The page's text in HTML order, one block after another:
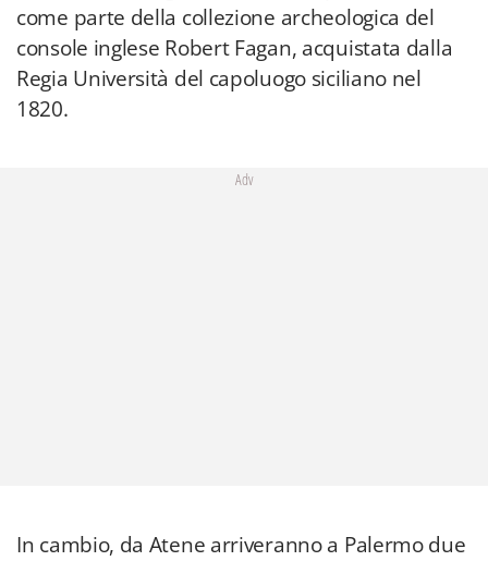
come parte della collezione archeologica del
console inglese Robert Fagan, acquistata dalla
Regia Università del capoluogo siciliano nel
1820.
Adv
In cambio, da Atene arriveranno a Palermo due